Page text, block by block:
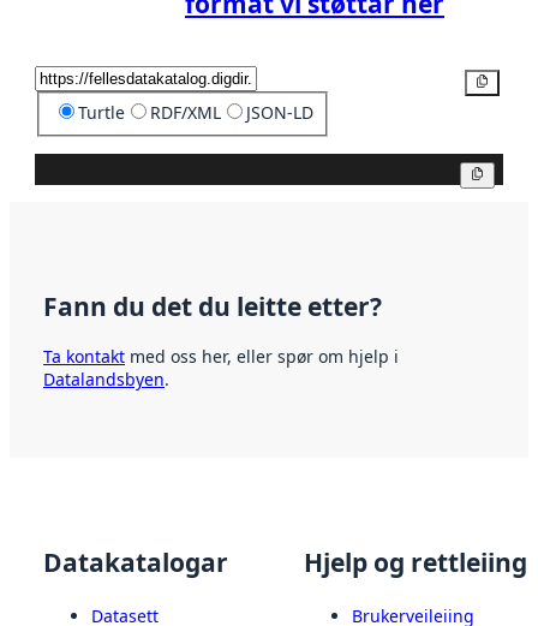
Turtle RDF/XML JSON-LD
Fann du det du leitte etter?
Ta kontakt med oss her, eller spør om hjelp i
Datalandsbyen.
Datakatalogar
Datasett
Hjelp og rettleiing
Brukerveileiing